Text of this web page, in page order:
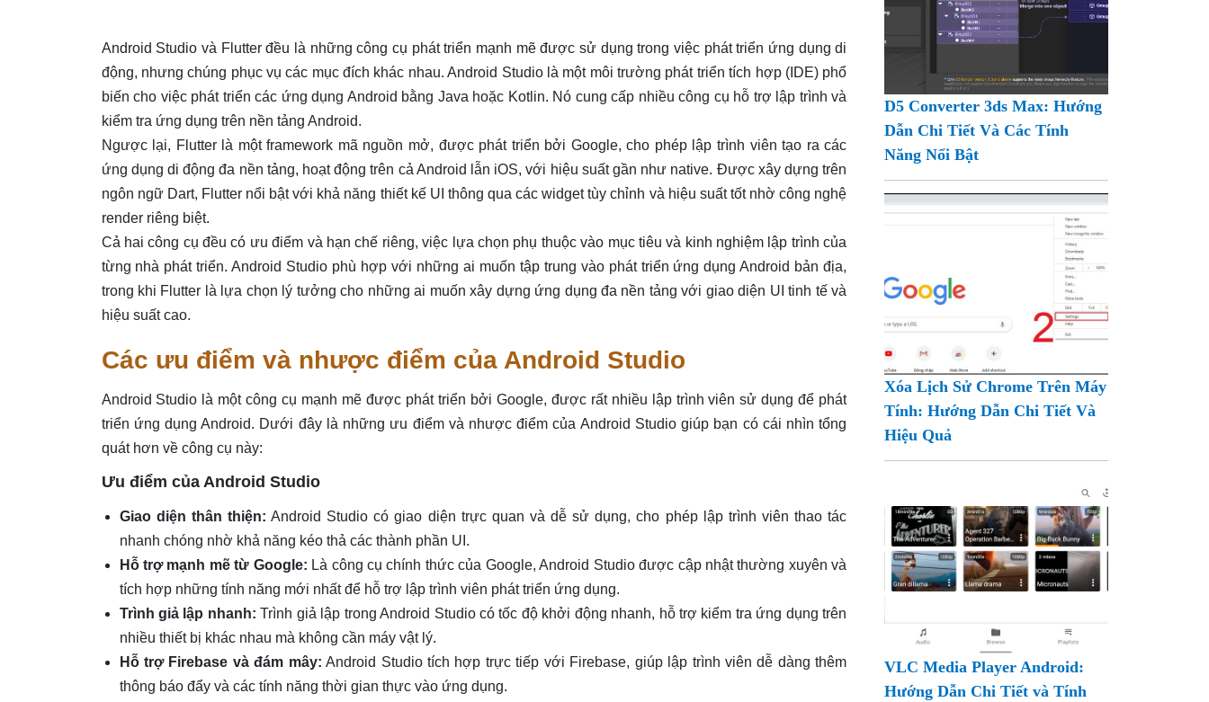
Android Studio và Flutter đều là những công cụ phát triển mạnh mẽ được sử dụng trong việc phát triển ứng dụng di
động, nhưng chúng phục vụ các mục đích khác nhau. Android Studio là một môi trường phát triển tích hợp (IDE) phổ
biến cho việc phát triển các ứng dụng Android bằng Java hoặc Kotlin. Nó cung cấp nhiều công cụ hỗ trợ lập trình và
kiểm tra ứng dụng trên nền tảng Android.
Ngược lại, Flutter là một framework mã nguồn mở, được phát triển bởi Google, cho phép lập trình viên tạo ra các
ứng dụng di động đa nền tảng, hoạt động trên cả Android lẫn iOS, với hiệu suất gần như native. Được xây dựng trên
ngôn ngữ Dart, Flutter nổi bật với khả năng thiết kế UI thông qua các widget tùy chỉnh và hiệu suất tốt nhờ công nghệ
render riêng biệt.
Cả hai công cụ đều có ưu điểm và hạn chế riêng, việc lựa chọn phụ thuộc vào mục tiêu và kinh nghiệm lập trình của
từng nhà phát triển. Android Studio phù hợp với những ai muốn tập trung vào phát triển ứng dụng Android bản địa,
trong khi Flutter là lựa chọn lý tưởng cho những ai muốn xây dựng ứng dụng đa nền tảng với giao diện UI tinh tế và
hiệu suất cao.
Các ưu điểm và nhược điểm của Android Studio
Android Studio là một công cụ mạnh mẽ được phát triển bởi Google, được rất nhiều lập trình viên sử dụng để phát
triển ứng dụng Android. Dưới đây là những ưu điểm và nhược điểm của Android Studio giúp bạn có cái nhìn tổng
quát hơn về công cụ này:
Ưu điểm của Android Studio
Giao diện thân thiện: Android Studio có giao diện trực quan và dễ sử dụng, cho phép lập trình viên thao tác
nhanh chóng nhờ khả năng kéo thả các thành phần UI.
Hỗ trợ mạnh mẽ từ Google: Là công cụ chính thức của Google, Android Studio được cập nhật thường xuyên và
tích hợp những tính năng mới nhất để hỗ trợ lập trình viên phát triển ứng dụng.
Trình giả lập nhanh: Trình giả lập trong Android Studio có tốc độ khởi động nhanh, hỗ trợ kiểm tra ứng dụng trên
nhiều thiết bị khác nhau mà không cần máy vật lý.
Hỗ trợ Firebase và đám mây: Android Studio tích hợp trực tiếp với Firebase, giúp lập trình viên dễ dàng thêm
thông báo đẩy và các tính năng thời gian thực vào ứng dụng.
D5 Converter 3ds Max: Hướng
Dẫn Chi Tiết Và Các Tính
Năng Nổi Bật
Xóa Lịch Sử Chrome Trên Máy
Tính: Hướng Dẫn Chi Tiết Và
Hiệu Quả
VLC Media Player Android:
Hướng Dẫn Chi Tiết và Tính